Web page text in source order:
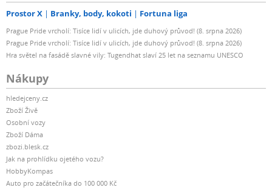
Prostor X Branky, body, kokoti Fortuna liga
Prague Pride vrcholí: Tisíce lidí v ulicích, jde duhový průvod! (8. srpna 2026)
Prague Pride vrcholí: Tisíce lidí v ulicích, jde duhový průvod! (8. srpna 2026)
Hra světel na fasádě slavné vily: Tugendhat slaví 25 let na seznamu UNESCO
Nákupy
hledejceny.cz
Zboží Živě
Osobní vozy
Zboží Dáma
zbozi.blesk.cz
Jak na prohlídku ojetého vozu?
HobbyKompas
Auto pro začátečníka do 100 000 Kč